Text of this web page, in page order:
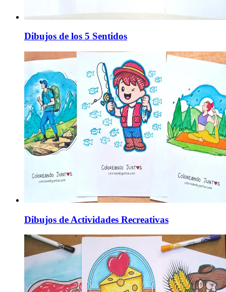
Dibujos de los 5 Sentidos
Dibujos de Actividades Recreativas